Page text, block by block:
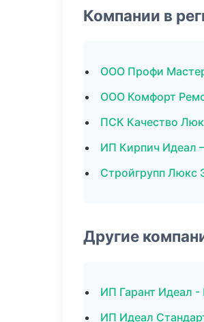
Компании в
ООО Профи
ООО Комфорт
ПСК Качество
ИП Кирпич Идеал
Стройгрупп Люкс
Другие
ИП Гарант Идеал
ИП Идеал